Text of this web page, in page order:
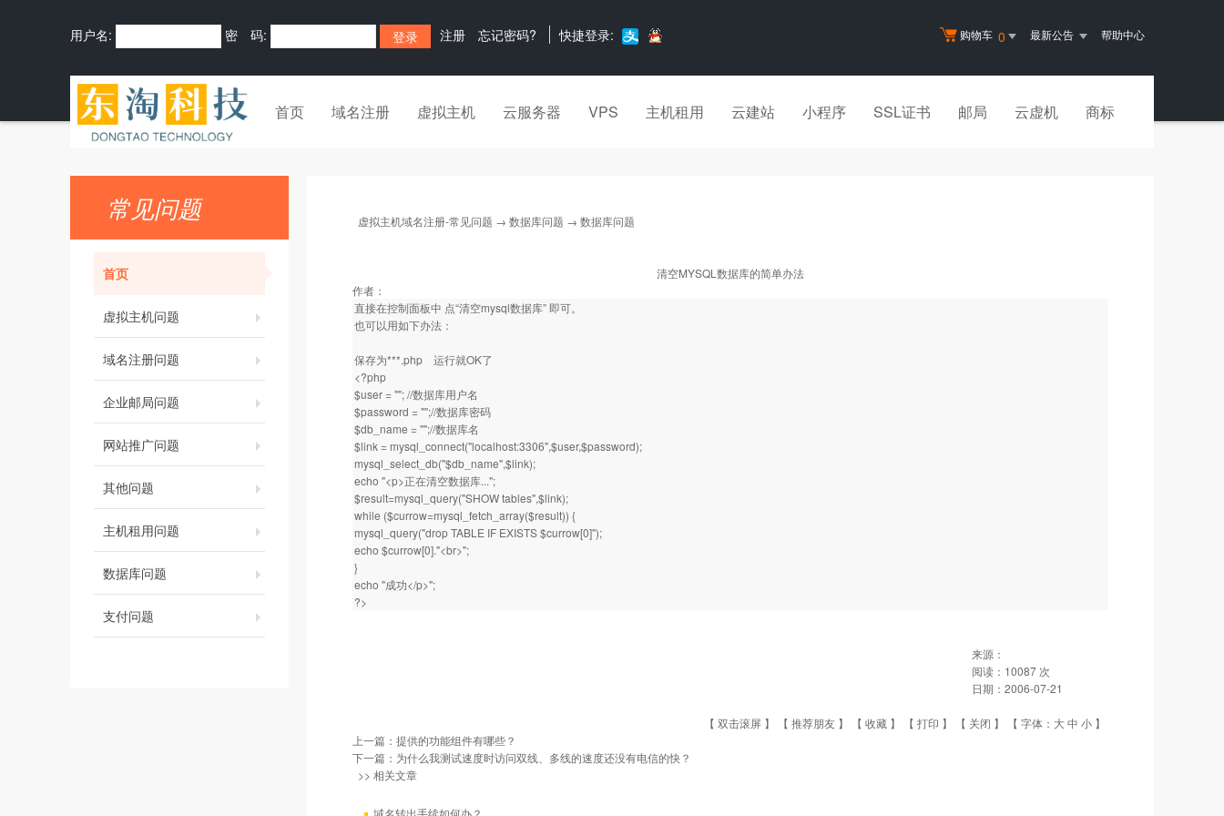
购物车 0 最新公告 帮助中心
用户名: 密 码: 注册 忘记密码? 快捷登录:
首页 域名注册 虚拟主机 云服务器 VPS 主机租用 云建站 小程序 SSL证书 邮局 云虚机 商标
常见问题
首页
虚拟主机问题
域名注册问题
企业邮局问题
网站推广问题
其他问题
主机租用问题
数据库问题
支付问题
虚拟主机域名注册-常见问题 → 数据库问题 → 数据库问题
清空MYSQL数据库的简单办法
作者：
直接在控制面板中 点“清空mysql数据库” 即可。
也可以用如下办法：
保存为***.php 运行就OK了
<?php
$user = ""; //数据库用户名
$password = "";//数据库密码
$db_name = "";//数据库名
$link = mysql_connect("localhost:3306",$user,$password);
mysql_select_db("$db_name",$link);
echo "<p>正在清空数据库...";
$result=mysql_query("SHOW tables",$link);
while ($currow=mysql_fetch_array($result)) {
mysql_query("drop TABLE IF EXISTS $currow[0]");
echo $currow[0]."<br>";
}
echo "成功</p>";
?>
来源：
阅读： 10087 次
日期： 2006-07-21
【 双击滚屏 】 【 推荐朋友 】 【 收藏 】 【 打印 】 【 关闭 】 【 字体： 大中 小 】
上一篇： 提供的功能组件有哪些？
下一篇： 为什么我测试速度时访问双线、多线的速度还没有电信的快？
>> 相关文章
域名转出手续如何办？